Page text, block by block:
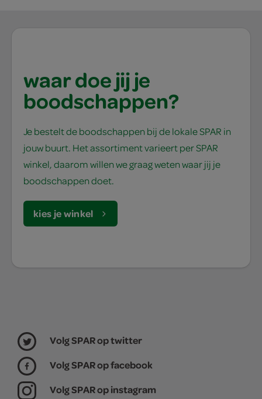
waar doe jij je
boodschappen?
Je bestelt de boodschappen bij de lokale SPAR in
jouw buurt. Het assortiment varieert per SPAR
winkel, daarom willen we graag weten waar jij je
boodschappen doet.
kies je winkel
Volg SPAR op twitter
Volg SPAR op facebook
Volg SPAR op instagram